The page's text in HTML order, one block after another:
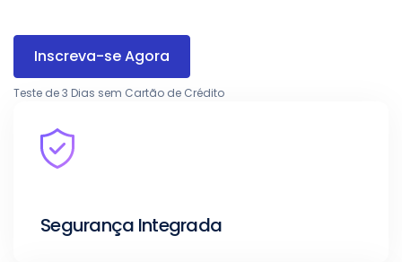
Segurança Integrada
Inscreva-se Agora
Teste de 3 Dias sem Cartão de Crédito